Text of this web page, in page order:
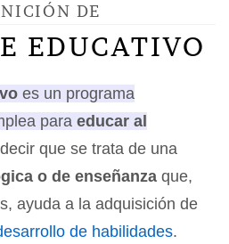
DE
EDUCATIVO
es un programa
para educar al
que se trata de una
o de enseñanza que,
ayuda a la adquisición de
de habilidades.